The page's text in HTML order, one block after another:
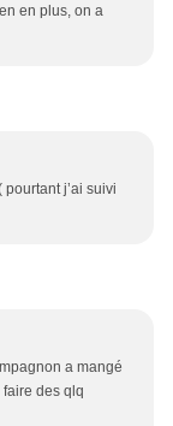
en plus, on a
j’ai suivi
a mangé
des qlq